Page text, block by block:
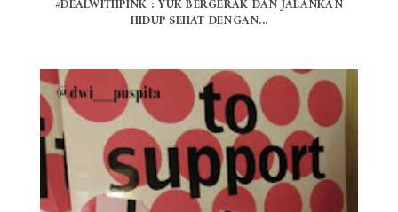
#DEALWITHPINK : YUK BERGERAK DAN JALANKAN
HIDUP SEHAT DENGAN...